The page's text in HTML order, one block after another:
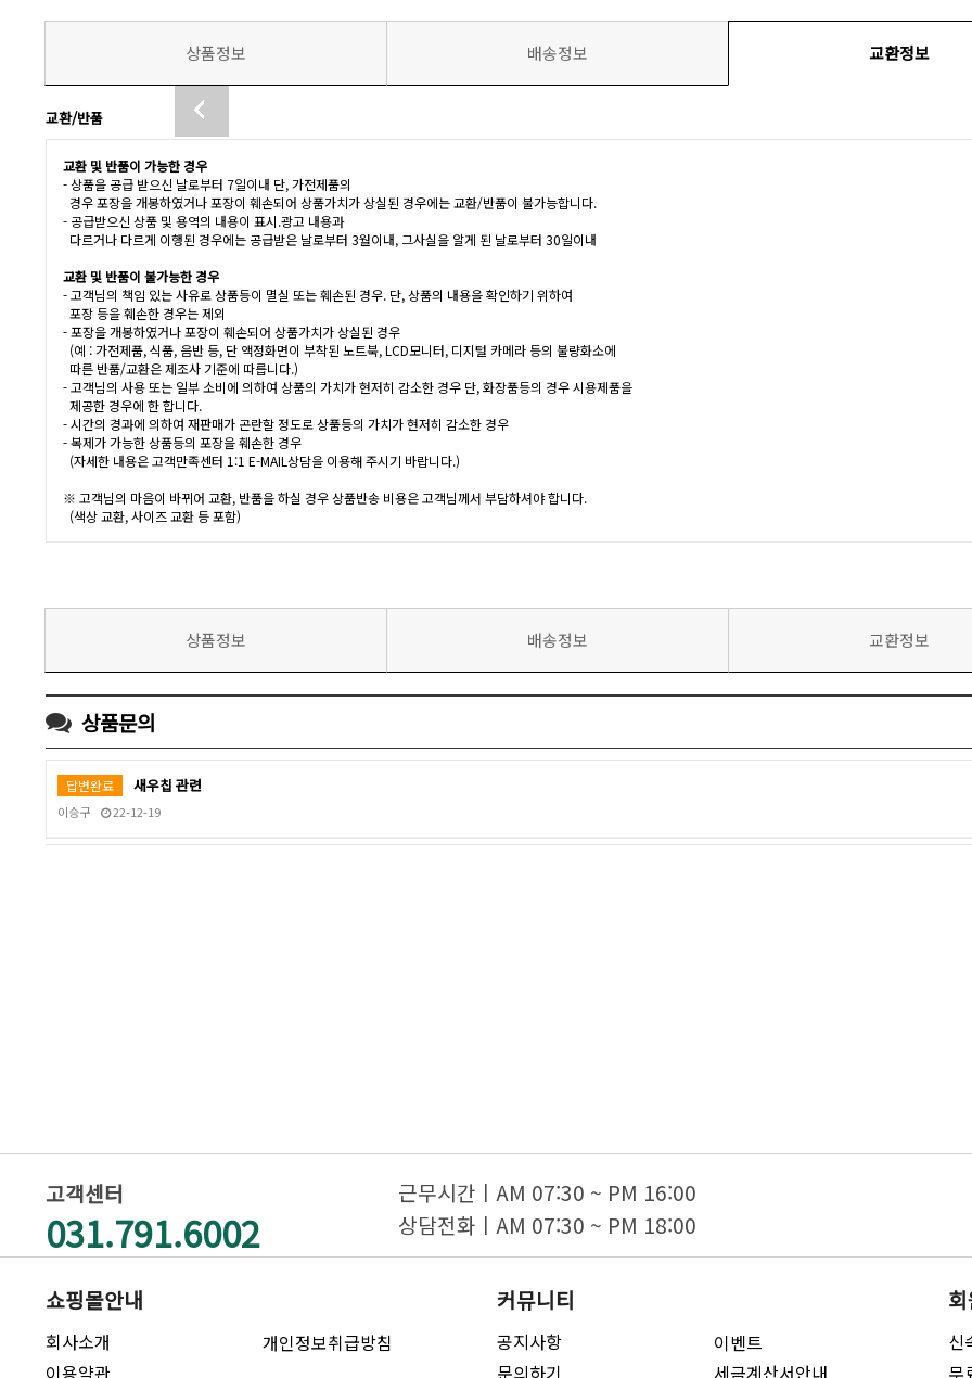
다음 상품
상품정보 배송정보 교환정보
교환/반품
교환 및 반품이 가능한 경우
- 상품을 공급 받으신 날로부터 7일이내 단, 가전제품의
경우 포장을 개봉하였거나 포장이 훼손되어 상품가치가 상실된 경우에는 교환/반품이 불가능합니다.
- 공급받으신 상품 및 용역의 내용이 표시.광고 내용과
다르거나 다르게 이행된 경우에는 공급받은 날로부터 3월이내, 그사실을 알게 된 날로부터 30일이내
교환 및 반품이 불가능한 경우
- 고객님의 책임 있는 사유로 상품등이 멸실 또는 훼손된 경우. 단, 상품의 내용을 확인하기 위하여
포장 등을 훼손한 경우는 제외
- 포장을 개봉하였거나 포장이 훼손되어 상품가치가 상실된 경우
(예 : 가전제품, 식품, 음반 등, 단 액정화면이 부착된 노트북, LCD모니터, 디지털 카메라 등의 불량화소에
따른 반품/교환은 제조사 기준에 따릅니다.)
- 고객님의 사용 또는 일부 소비에 의하여 상품의 가치가 현저히 감소한 경우 단, 화장품등의 경우 시용제품을
제공한 경우에 한 합니다.
- 시간의 경과에 의하여 재판매가 곤란할 정도로 상품등의 가치가 현저히 감소한 경우
- 복제가 가능한 상품등의 포장을 훼손한 경우
(자세한 내용은 고객만족센터 1:1 E-MAIL상담을 이용해 주시기 바랍니다.)
※ 고객님의 마음이 바뀌어 교환, 반품을 하실 경우 상품반송 비용은 고객님께서 부담하셔야 합니다.
(색상 교환, 사이즈 교환 등 포함)
상품정보 배송정보 교환정보
상품문의
답변완료 새우칩 관련
이승구 22-12-19
고객센터
031.791.6002
근무시간ㅣAM 07:30 ~ PM 16:00
상담전화ㅣAM 07:30 ~ PM 18:00
쇼핑몰안내
회사소개
이용약관
개인정보취급방침
커뮤니티
공지사항
문의하기
이벤트
세금계산서안내
신
무